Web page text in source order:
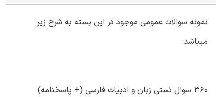
نمونه سوالات عمومی موجود در این بسته به شرح زیر
میباشد:
360 سوال تستی زبان و ادبیات فارسی (+ پاسخنامه)